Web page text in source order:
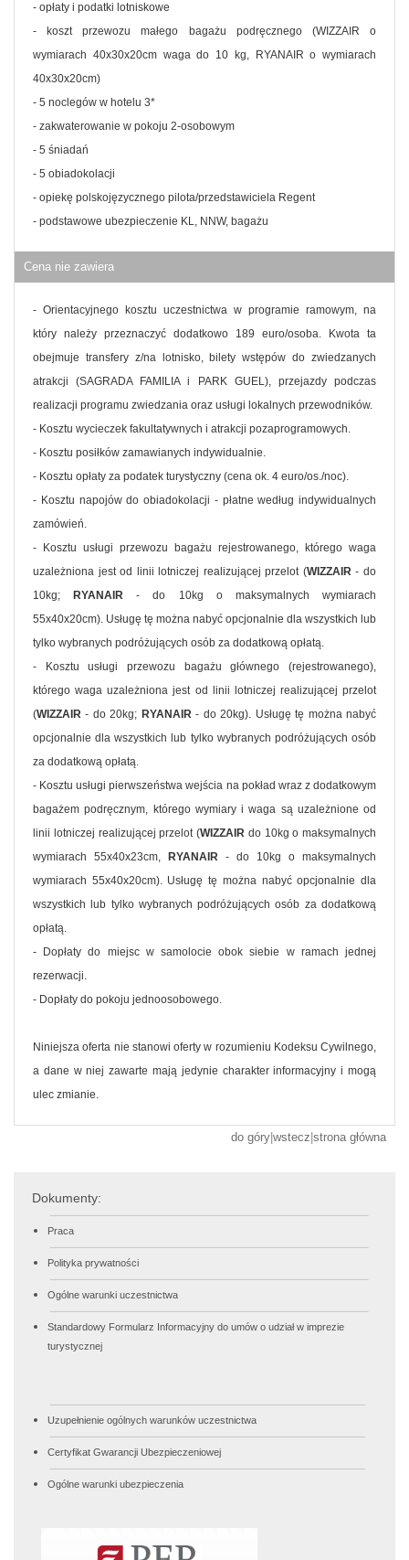
- opłaty i podatki lotniskowe
- koszt przewozu małego bagażu podręcznego (WIZZAIR o
wymiarach 40x30x20cm waga do 10 kg, RYANAIR o wymiarach
40x30x20cm)
- 5 noclegów w hotelu 3*
- zakwaterowanie w pokoju 2-osobowym
- 5 śniadań
- 5 obiadokolacji
- opiekę polskojęzycznego pilota/przedstawiciela Regent
- podstawowe ubezpieczenie KL, NNW, bagażu
Cena nie zawiera
- Orientacyjnego kosztu uczestnictwa w programie ramowym, na
który należy przeznaczyć dodatkowo 189 euro/osoba. Kwota ta
obejmuje transfery z/na lotnisko, bilety wstępów do zwiedzanych
atrakcji (SAGRADA FAMILIA i PARK GUEL), przejazdy podczas
realizacji programu zwiedzania oraz usługi lokalnych przewodników.
- Kosztu wycieczek fakultatywnych i atrakcji pozaprogramowych.
- Kosztu posiłków zamawianych indywidualnie.
- Kosztu opłaty za podatek turystyczny (cena ok. 4 euro/os./noc).
- Kosztu napojów do obiadokolacji - płatne według indywidualnych
zamówień.
- Kosztu usługi przewozu bagażu rejestrowanego, którego waga
uzależniona jest od linii lotniczej realizującej przelot (WIZZAIR- do
10kg;
RYANAIR - do 10kg o maksymalnych wymiarach
55x40x20cm). Usługę tę można nabyć opcjonalnie dla wszystkich lub
tylko wybranych podróżujących osób za dodatkową opłatą.
- Kosztu usługi przewozu bagażu głównego (rejestrowanego),
którego waga uzależniona jest od linii lotniczej realizującej przelot
(WIZZAIR - do 20kg; RYANAIR- do 20kg). Usługę tę można nabyć
opcjonalnie dla wszystkich lub tylko wybranych podróżujących osób
za dodatkową opłatą.
- Kosztu usługi pierwszeństwa wejścia na pokład wraz z dodatkowym
bagażem podręcznym, którego wymiary i waga są uzależnione od
linii lotniczej realizującej przelot (WIZZAIR do 10kg o maksymalnych
wymiarach 55x40x23cm,
RYANAIR - do 10kg o maksymalnych
wymiarach 55x40x20cm). Usługę tę można nabyć opcjonalnie dla
wszystkich lub tylko wybranych podróżujących osób za dodatkową
opłatą.
- Dopłaty do miejsc w samolocie obok siebie w ramach jednej
rezerwacji.
- Dopłaty do pokoju jednoosobowego.
Niniejsza oferta nie stanowi oferty w rozumieniu Kodeksu Cywilnego,
a dane w niej zawarte mają jedynie charakter informacyjny i mogą
ulec zmianie.
do góry wstecz strona główna
Dokumenty:
Praca
Polityka prywatności
Ogólne warunki uczestnictwa
Standardowy Formularz Informacyjny do umów o udział w imprezie
turystycznej
Uzupełnienie ogólnych warunków uczestnictwa
Certyfikat Gwarancji Ubezpieczeniowej
Ogólne warunki ubezpieczenia